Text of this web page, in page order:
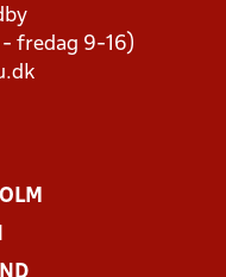
- fredag 9-16)